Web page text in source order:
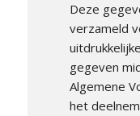
Deze
verzameld
gegeven
Algemene
het